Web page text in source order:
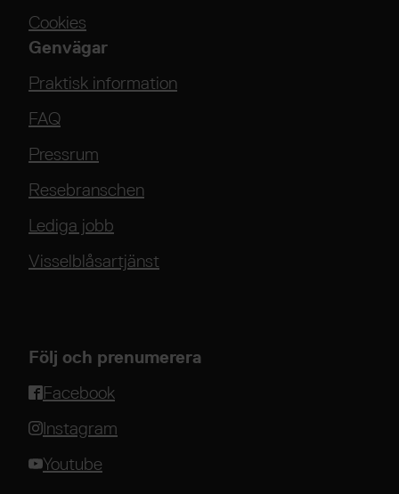
Cookies
Genvägar
Praktisk information
FAQ
Pressrum
Resebranschen
Lediga jobb
Visselblåsartjänst
Följ och prenumerera
Facebook
Instagram
Youtube